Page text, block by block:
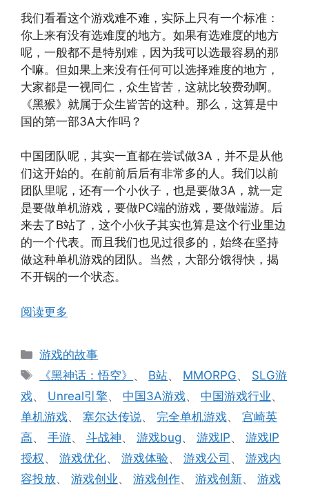
我们看看这个游戏难不难，实际上只有一个标准：
你上来有没有选难度的地方。如果有选难度的地方
呢，一般都不是特别难，因为我可以选最容易的那
个嘛。但如果上来没有任何可以选择难度的地方，
大家都是一视同仁，众生皆苦，这就比较费劲啊。
《黑猴》就属于众生皆苦的这种。那么，这算是中
国的第一部3A大作吗？
中国团队呢，其实一直都在尝试做3A，并不是从他
们这开始的。在前前后后有非常多的人。我们以前
团队里呢，还有一个小伙子，也是要做3A，就一定
是要做单机游戏，要做PC端的游戏，要做端游。后
来去了B站了，这个小伙子其实也算是这个行业里边
的一个代表。而且我们也见过很多的，始终在坚持
做这种单机游戏的团队。当然，大部分饿得快，揭
不开锅的一个状态。
阅读更多
分
类
游戏的故事
标
签
《黑神话：悟空》 、 B站、 MMORPG、 SLG游
戏、 Unreal引擎、 中国3A游戏、 中国游戏行业、
单机游戏、 塞尔达传说、 完全单机游戏、 宫崎英
高、 手游、 斗战神、 游戏bug、 游戏IP、 游戏IP
授权 、 游戏优化、 游戏体验、 游戏公司 、 游戏内
容投放、 游戏创业、 游戏创作、 游戏创新、 游戏